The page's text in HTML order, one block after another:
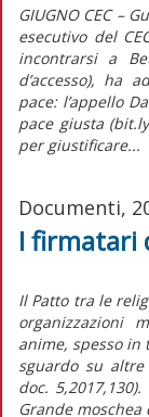
GIUGNO CEC –
esecutivo del
incontrarsi a
d’accesso), ha
pace: l’appello
pace giusta
per giustificare...
Documenti,
I firmatari
Il Patto tra le
organizzazioni
anime, spesso in
sguardo su altre
doc.
Grande